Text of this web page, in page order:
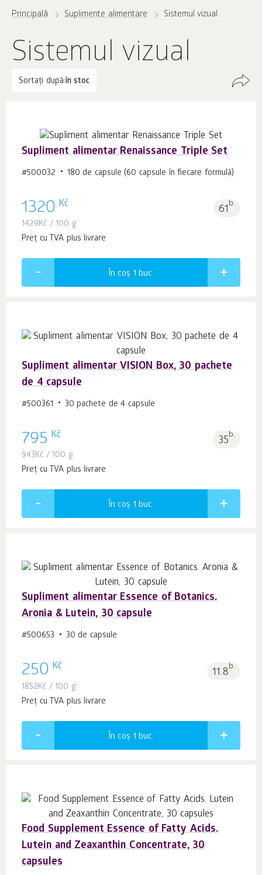
Principală Suplimente alimentare Sistemul vizual
Sistemul vizual
Sortați după:în stoc
Supliment alimentar Renaissance Triple Set
#500032 180 de capsule (60 capsule în fiecare formulă)
1320 Kč 61b.
1429Kč / 100 g
Preț cu TVA plus livrare
În coș 1 buc.
Supliment alimentar VISION Box, 30 pachete
de 4 capsule
#500361 30 pachete de 4 capsule
795 Kč 35b.
943Kč / 100 g
Preț cu TVA plus livrare
În coș 1 buc.
Supliment alimentar Essence of Botanics.
Aronia & Lutein, 30 capsule
#500653 30 de capsule
250 Kč 11.8b.
1852Kč / 100 g
Preț cu TVA plus livrare
În coș 1 buc.
Food Supplement Essence of Fatty Acids.
Lutein and Zeaxanthin Concentrate, 30
capsules